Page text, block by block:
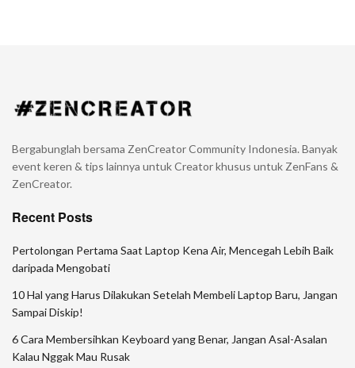
Bergabunglah bersama ZenCreator Community Indonesia. Banyak
event keren & tips lainnya untuk Creator khusus untuk ZenFans &
ZenCreator.
Recent Posts
Pertolongan Pertama Saat Laptop Kena Air, Mencegah Lebih Baik
daripada Mengobati
10 Hal yang Harus Dilakukan Setelah Membeli Laptop Baru, Jangan
Sampai Diskip!
6 Cara Membersihkan Keyboard yang Benar, Jangan Asal-Asalan
Kalau Nggak Mau Rusak